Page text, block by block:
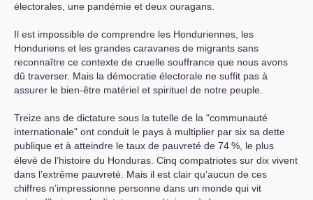
électorales, une pandémie et deux ouragans.
Il est impossible de comprendre les Honduriennes, les
Honduriens et les grandes caravanes de migrants sans
reconnaître ce contexte de cruelle souffrance que nous avons
dû traverser. Mais la démocratie électorale ne suffit pas à
assurer le bien-être matériel et spirituel de notre peuple.
Treize ans de dictature sous la tutelle de la "communauté
internationale" ont conduit le pays à multiplier par six sa dette
publique et à atteindre le taux de pauvreté de 74%, le plus
élevé de l’histoire du Honduras. Cinq compatriotes sur dix vivent
dans l’extrême pauvreté. Mais il est clair qu’aucun de ces
chiffres n’impressionne personne dans un monde qui vit